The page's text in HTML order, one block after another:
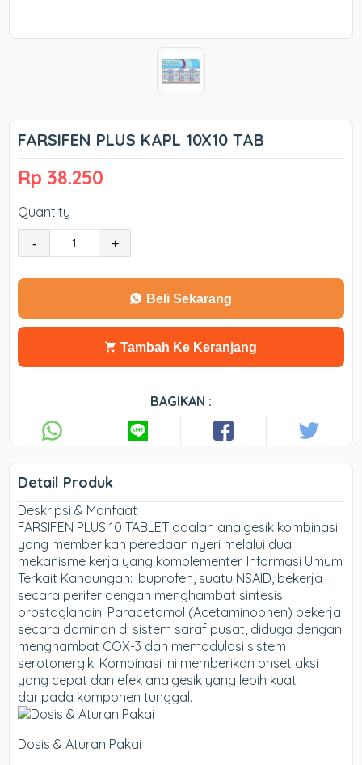
FARSIFEN PLUS KAPL 10X10 TAB
Rp 38.250
Quantity
- +
Beli Sekarang
Tambah Ke Keranjang
BAGIKAN :
Detail Produk
Deskripsi & Manfaat
FARSIFEN PLUS 10 TABLET adalah analgesik kombinasi
yang memberikan peredaan nyeri melalui dua
mekanisme kerja yang komplementer. Informasi Umum
Terkait Kandungan: Ibuprofen, suatu NSAID, bekerja
secara perifer dengan menghambat sintesis
prostaglandin. Paracetamol (Acetaminophen) bekerja
secara dominan di sistem saraf pusat, diduga dengan
menghambat COX-3 dan memodulasi sistem
serotonergik. Kombinasi ini memberikan onset aksi
yang cepat dan efek analgesik yang lebih kuat
daripada komponen tunggal.
Dosis & Aturan Pakai